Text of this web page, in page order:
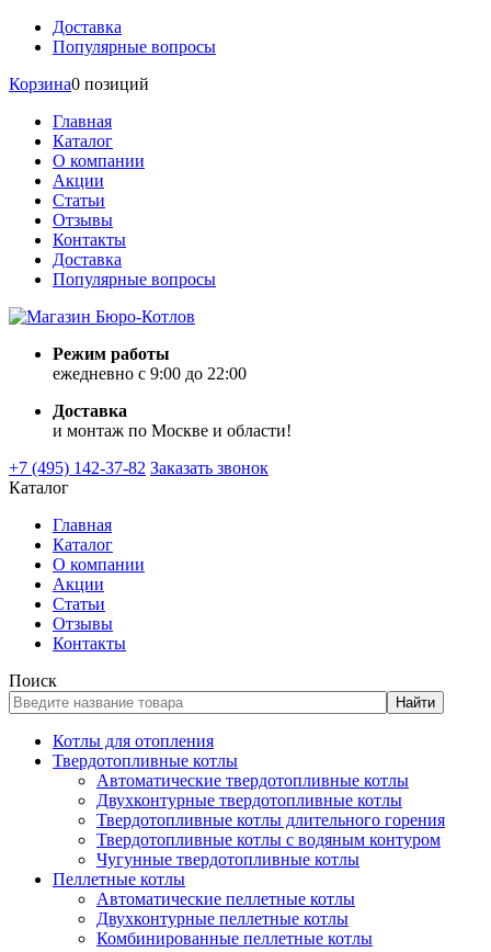
Доставка
Популярные вопросы
Корзина0 позиций
Главная
Каталог
О компании
Акции
Статьи
Отзывы
Контакты
Доставка
Популярные вопросы
Режим работы
ежедневно с 9:00 до 22:00
Доставка
и монтаж по Москве и области!
+7 (495) 142-37-82 Заказать звонок
Каталог
Главная
Каталог
О компании
Акции
Статьи
Отзывы
Контакты
Поиск
Найти
Котлы для отопления
Твердотопливные котлы
Автоматические твердотопливные котлы
Двухконтурные твердотопливные котлы
Твердотопливные котлы длительного горения
Твердотопливные котлы с водяным контуром
Чугунные твердотопливные котлы
Пеллетные котлы
Автоматические пеллетные котлы
Двухконтурные пеллетные котлы
Комбинированные пеллетные котлы